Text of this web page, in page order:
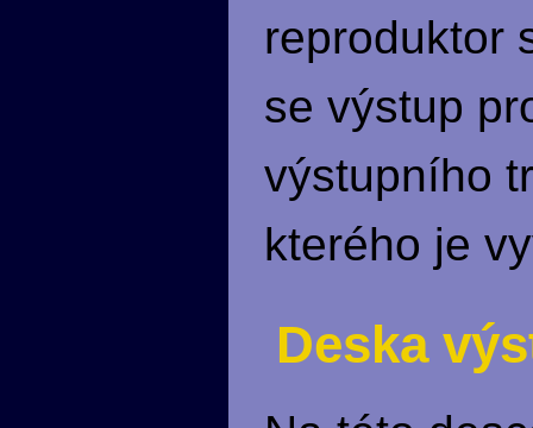
reproduktor
se výstup
výstupního
kterého je
Deska